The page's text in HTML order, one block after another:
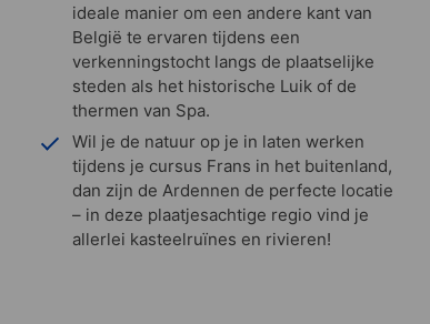
ideale manier om een andere kant van
België te ervaren tijdens een
verkenningstocht langs de plaatselijke
steden als het historische Luik of de
thermen van Spa.
Wil je de natuur op je in laten werken
tijdens je cursus Frans in het buitenland,
dan zijn de Ardennen de perfecte locatie
– in deze plaatjesachtige regio vind je
allerlei kasteelruïnes en rivieren!